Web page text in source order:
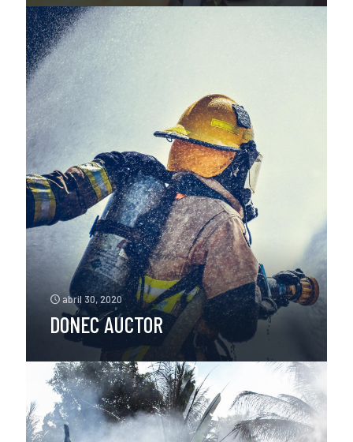
abril 30, 2020
DONEC AUCTOR